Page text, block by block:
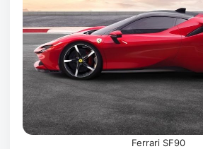
Ferrari SF90